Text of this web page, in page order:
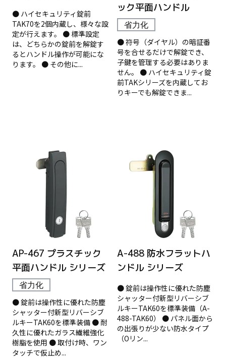
● ハイセキュリティ錠前
TAK70を2個内蔵し、様々な設
定が行えます。 ● 標準設定
は、どちらかの錠前を解錠す
るとハンドル操作が可能にな
ります。 ● その他に...
ック平面ハンドル
省力化
● 符号（ダイヤル）の暗証番
号を合せるだけで解錠でき、
子鍵を管理する必要はありま
せん。 ● ハイセキュリティ錠
前TAKシリーズを内蔵してお
りキーでも解錠できま...
AP-467 プラスチック
平面ハンドル シリーズ
省力化
● 錠前は操作性に優れた防塵
シャッター付新型リバーシブ
ルキーTAK60を標準装備 ● 耐
久性に優れたガラス繊維強化
樹脂を使用 ● 取付け時、ワン
タッチで仮止め...
A-488 防水フラットハ
ンドル シリーズ
● 錠前は操作性に優れた防塵
シャッター付新型リバーシブ
ルキーTAK60を標準装備（A-
488-TAK60） ● パネル面から
の出張りが少ない防水タイプ
（Oリン...